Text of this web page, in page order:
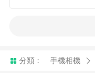
分類： 手機相機